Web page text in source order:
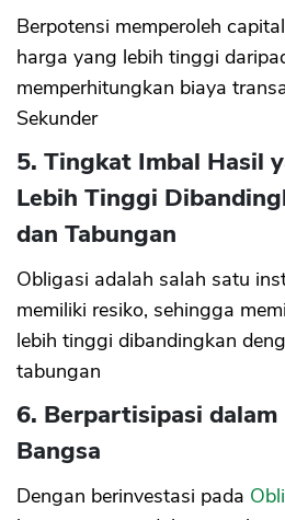
Berpotensi memperoleh
harga yang lebih tinggi
memperhitungkan biaya
Sekunder
5. Tingkat Imbal Hasil
Lebih Tinggi
dan Tabungan
Obligasi adalah salah satu
memiliki resiko, sehingga
lebih tinggi dibandingkan
tabungan
6. Berpartisipasi dalam
Bangsa
Dengan berinvestasi pada